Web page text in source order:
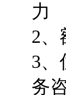
力
2、
3、
务